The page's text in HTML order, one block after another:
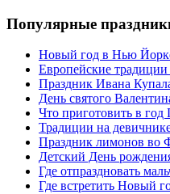
Популярные
Новый год в Нью
Европейские
Праздник Ивана
День святого
Что приготовить в год
Традиции на
Праздник лимонов во
Детский День
Где отпраздновать
Где встретить Новый